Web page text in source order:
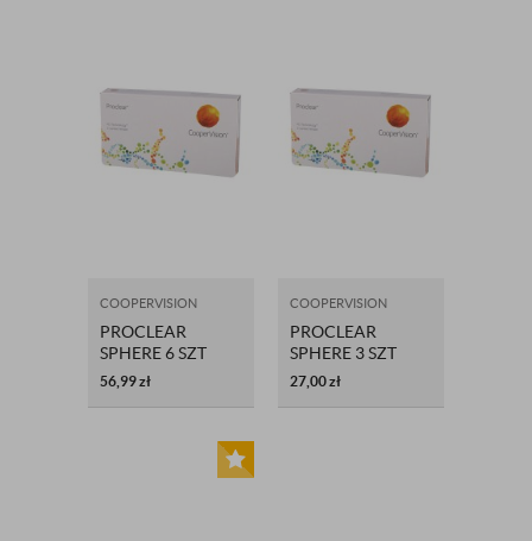
COOPERVISION
PROCLEAR
SPHERE 6 SZT
56,99zł
COOPERVISION
PROCLEAR
SPHERE 3 SZT
27,00zł